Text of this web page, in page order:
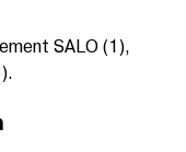
SALO (1),